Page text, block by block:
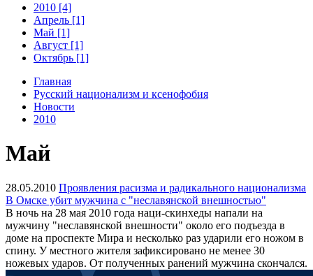
2010 [4]
Апрель [1]
Май [1]
Август [1]
Октябрь [1]
Главная
Русский национализм и ксенофобия
Новости
2010
Май
28.05.2010 Проявления расизма и радикального национализма
В Омске убит мужчина с "неславянской внешностью"
В ночь на 28 мая 2010 года наци-скинхеды напали на
мужчину "неславянской внешности" около его подъезда в
доме на проспекте Мира и несколько раз ударили его ножом в
спину. У местного жителя зафиксировано не менее 30
ножевых ударов. От полученных ранений мужчина скончался.